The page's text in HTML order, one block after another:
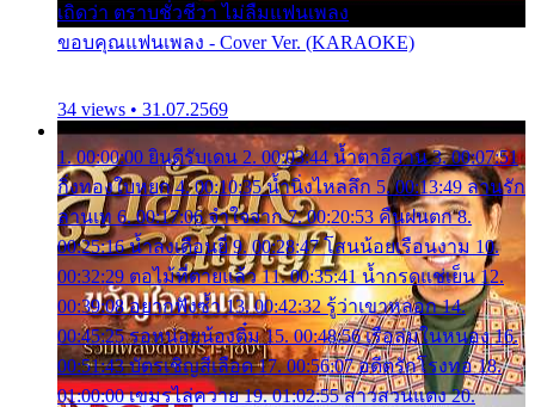
เถิดว่า ตราบชั่วชีวา ไม่ลืมแฟนเพลง
ขอบคุณแฟนเพลง - Cover Ver. (KARAOKE)
34 views • 31.07.2569
1. 00:00:00 ยินดีรับเดน 2. 00:03:44 น้ำตาอีสาน 3. 00:07:51
กิ่งทองใบหยก 4. 00:10:35 น้ำนิ่งไหลลึก 5. 00:13:49 ลานรัก
ลานเท 6. 00:17:06 จำใจจาก 7. 00:20:53 คืนฝนตก 8.
00:25:16 น้ำลงเดือนยี่ 9. 00:28:47 โสนน้อยเรือนงาม 10.
00:32:29 ตอไม้ที่ตายแล้ว 11. 00:35:41 น้ำกรดแช่เย็น 12.
00:39:08 อยากฟังซ้ำ 13. 00:42:32 รู้ว่าเขาหลอก 14.
00:45:25 รอหน่อยน้องติ๋ม 15. 00:48:56 เรือล่มในหนอง 16.
00:51:43 บัตรเชิญสีเลือด 17. 00:56:07 อดีตรักโรงทอ 18.
01:00:00 เขมรไล่ควาย 19. 01:02:55 สาวสวนแตง 20.